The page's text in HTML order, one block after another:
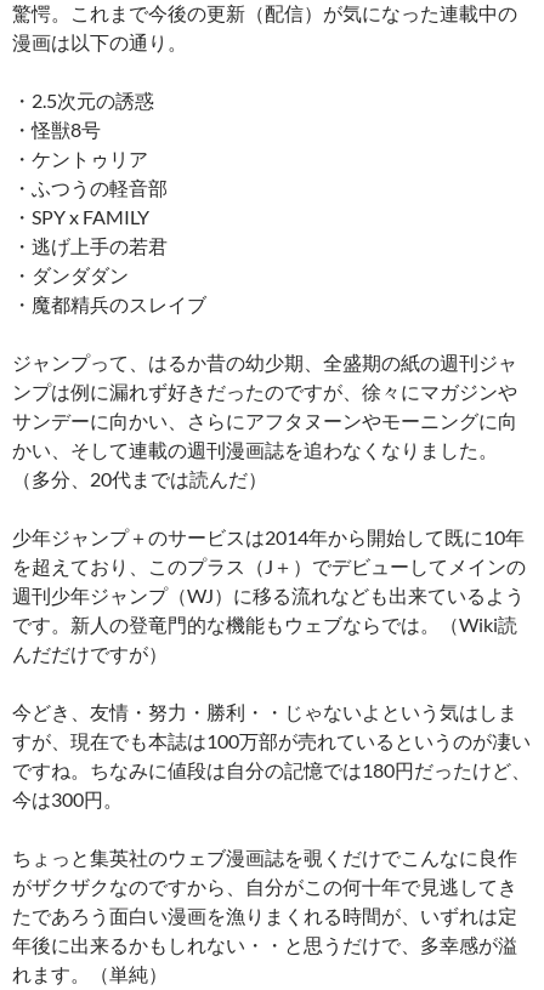
驚愕。これまで今後の更新（配信）が気になった連載中の
漫画は以下の通り。
・2.5次元の誘惑
・怪獣8号
・ケントゥリア
・ふつうの軽音部
・SPY x FAMILY
・逃げ上手の若君
・ダンダダン
・魔都精兵のスレイブ
ジャンプって、はるか昔の幼少期、全盛期の紙の週刊ジャ
ンプは例に漏れず好きだったのですが、徐々にマガジンや
サンデーに向かい、さらにアフタヌーンやモーニングに向
かい、そして連載の週刊漫画誌を追わなくなりました。
（多分、20代までは読んだ）
少年ジャンプ＋のサービスは2014年から開始して既に10年
を超えており、このプラス（J＋）でデビューしてメインの
週刊少年ジャンプ（WJ）に移る流れなども出来ているよう
です。新人の登竜門的な機能もウェブならでは。（Wiki読
んだだけですが）
今どき、友情・努力・勝利・・じゃないよという気はしま
すが、現在でも本誌は100万部が売れているというのが凄い
ですね。ちなみに値段は自分の記憶では180円だったけど、
今は300円。
ちょっと集英社のウェブ漫画誌を覗くだけでこんなに良作
がザクザクなのですから、自分がこの何十年で見逃してき
たであろう面白い漫画を漁りまくれる時間が、いずれは定
年後に出来るかもしれない・・と思うだけで、多幸感が溢
れます。（単純）